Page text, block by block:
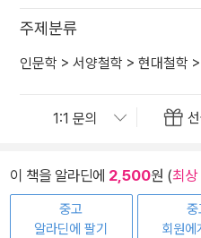
주제분류
인문학 > 서양철학 > 현대철학 >
이 책을 알라딘에 2,500원 (최상
중고
알라딘에 팔기
회원에